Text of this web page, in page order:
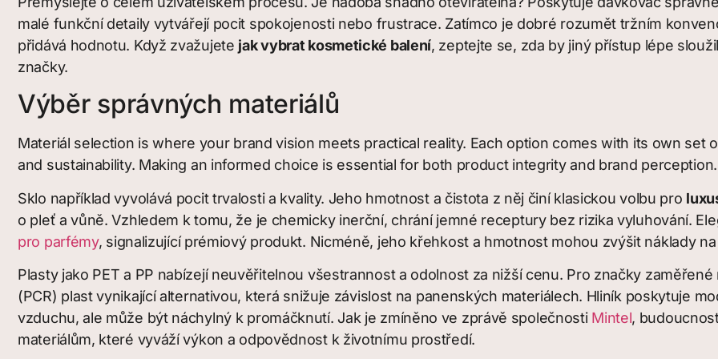
malé funkční detaily vytvářejí pocit spokojenosti nebo frustrace. Zatímco je dobré rozumět tržním
přidává hodnotu. Když zvažujete jak vybrat kosmetické balení, zeptejte se, zda by jiný přístup lépe
značky.
Výběr správných materiálů
Materiál selection is where your brand vision meets practical reality. Each option comes with its own
and sustainability. Making an informed choice is essential for both product integrity and brand perception.
Sklo například vyvolává pocit trvalosti a kvality. Jeho hmotnost a čistota z něj činí klasickou volbu pro
o pleť a vůně. Vzhledem k tomu, že je chemicky inerční, chrání jemné receptury bez rizika vyluhování.
pro parfémy, signalizující prémiový produkt. Nicméně, jeho křehkost a hmotnost mohou zvýšit náklady
Plasty jako PET a PP nabízejí neuvěřitelnou všestrannost a odolnost za nižší cenu. Pro značky
(PCR) plast vynikající alternativou, která snižuje závislost na panenských materiálech. Hliník poskytuje
vzduchu, ale může být náchylný k promáčknutí. Jak je zmíněno ve zprávě společnosti Mintel,
materiálům, které vyváží výkon a odpovědnost k životnímu prostředí.